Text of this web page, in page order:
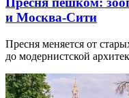
и Москва-Сити
Пресня меняется от
до модернистской